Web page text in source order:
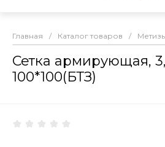
Главная / Каталог товаров /
Сетка армирующая,
100*100(БТЗ)